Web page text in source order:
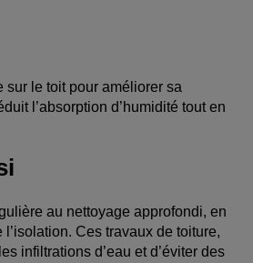
sur le toit pour améliorer sa
l’absorption d’humidité tout en
au nettoyage approfondi, en
Ces travaux de toiture,
infiltrations d’eau et d’éviter des